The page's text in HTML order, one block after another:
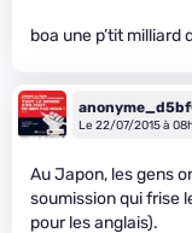
boa une p’tit milliard
Le 22/07/2015 à
Au Japon, les gens
soumission qui frise
pour les anglais).